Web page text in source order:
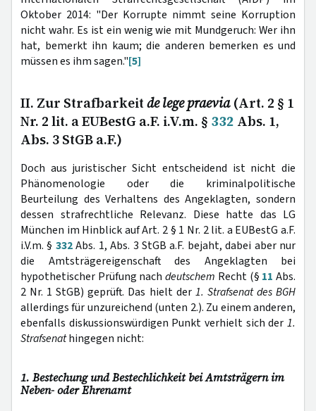
Oktober 2014: "Der Korrupte nimmt seine Korruption
nicht wahr. Es ist ein wenig wie mit Mundgeruch: Wer ihn
hat, bemerkt ihn kaum; die anderen bemerken es und
müssen es ihm sagen."[5]
II. Zur Strafbarkeit de lege praevia (Art. 2 § 1
Nr. 2 lit. a EUBestG a.F. i.V.m. § 332 Abs. 1,
Abs. 3 StGB a.F.)
Doch aus juristischer Sicht entscheidend ist nicht die
Phänomenologie oder die kriminalpolitische
Beurteilung des Verhaltens des Angeklagten, sondern
dessen strafrechtliche Relevanz. Diese hatte das LG
München im Hinblick auf Art. 2 § 1 Nr. 2 lit. a EUBestG a.F.
i.V.m. § 332Abs. 1, Abs. 3 StGB a.F. bejaht, dabei aber nur
die Amtsträgereigenschaft des Angeklagten bei
hypothetischer Prüfung nachdeutschem Recht (§ 11 Abs.
2 Nr. 1 StGB) geprüft. Das hielt der 1. Strafsenat des BGH
allerdings für unzureichend (unten 2.). Zu einem anderen,
ebenfalls diskussionswürdigen Punkt verhielt sich der 1.
Strafsenathingegen nicht:
1. Bestechung und Bestechlichkeit bei Amtsträgern im
Neben- oder Ehrenamt